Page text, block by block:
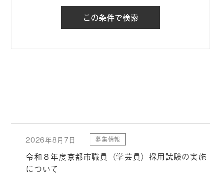
2026年8月7日 募集情報
令和８年度京都市職員（学芸員）採用試験の実施
について